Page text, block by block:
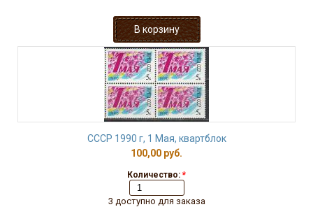
СССР 1990 г, 1 Мая, квартблок
100,00 руб.
Количество: *
3 доступно для заказа